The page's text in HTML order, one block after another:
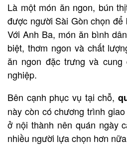
Là một món ăn ngon, bún
được người Sài Gòn chọn để
Với Anh Ba, món ăn bình
biệt, thơm ngon và chất
ăn ngon đặc trưng và cung
nghiệp.
Bên cạnh phục vụ tại chỗ,
này còn có chương trình
ở nội thành nên quán ngày
nhiều người lựa chọn hơn